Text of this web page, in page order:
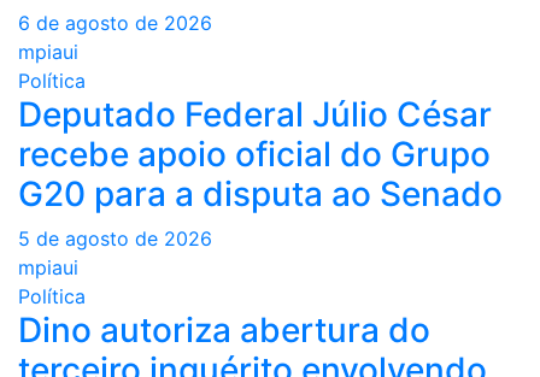
6 de agosto de 2026
mpiaui
Política
Deputado Federal Júlio César
recebe apoio oficial do Grupo
G20 para a disputa ao Senado
5 de agosto de 2026
mpiaui
Política
Dino autoriza abertura do